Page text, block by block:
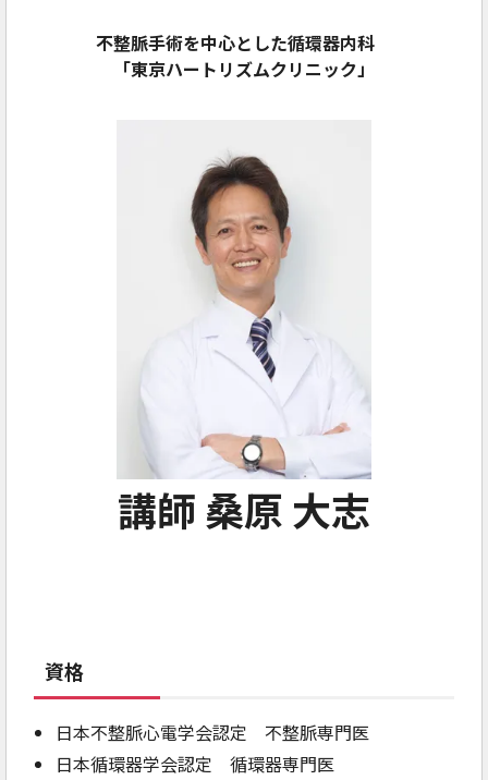
不整脈手術を中心とした循環器内科
「東京ハートリズムクリニック」
講師 桑原 大志
資格
日本不整脈心電学会認定 不整脈専門医
日本循環器学会認定 循環器専門医